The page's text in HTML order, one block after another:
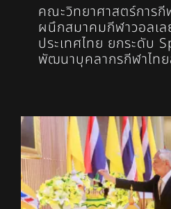
คณะวิทยาศาสตร์การ
ผนึกสมาคมกีฬาวอลเ
ประเทศไทย ยกระดับ
พัฒนาบุคลากรกีฬาไท